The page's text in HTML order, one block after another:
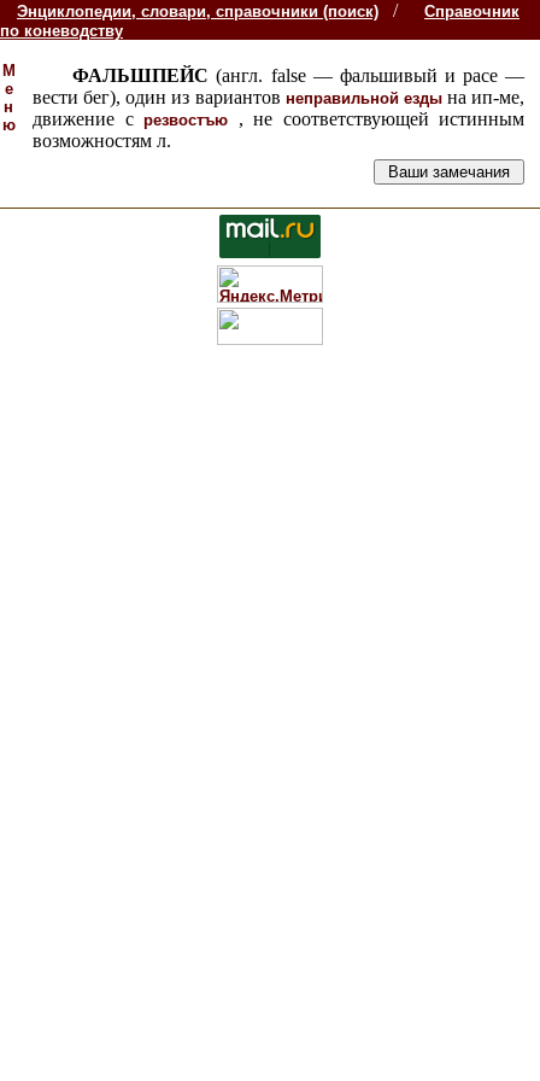
Энциклопедии, словари, справочники (поиск) /
Справочник
по коневодству
М
е
н
ю
ФАЛЬШПЕЙС (англ. false — фальшивый и расе —
вести бег), один из вариантов неправильной ездына ип-ме,
движение с резвостъю
, не соответствующей истинным
возможностям л.